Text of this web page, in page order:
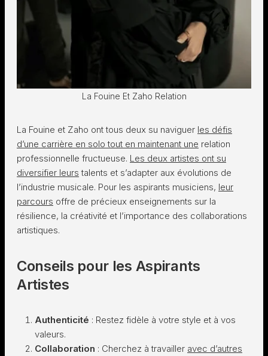
La Fouine Et Zaho Relation
La Fouine et Zaho ont tous deux su naviguer les défis
d’une carrière en solo tout en maintenant une relation
professionnelle fructueuse. Les deux artistes ont su
diversifier leurs talents et s’adapter aux évolutions de
l’industrie musicale. Pour les aspirants musiciens, leur
parcours offre de précieux enseignements sur la
résilience, la créativité et l’importance des collaborations
artistiques.
Conseils pour les Aspirants
Artistes
Authenticité : Restez fidèle à votre style et à vos
valeurs.
Collaboration : Cherchez à travailler avec d’autres